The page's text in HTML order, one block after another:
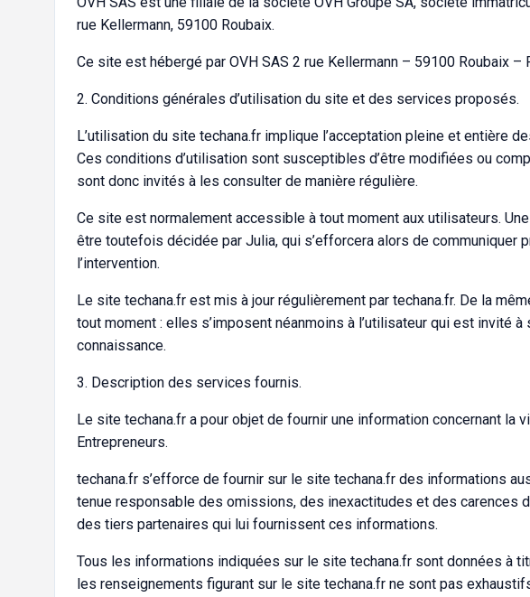
rue Kellermann, 59100 Roubaix.
Ce site est hébergé par OVH SAS 2 rue Kellermann – 59100 Roubaix –
2. Conditions générales d’utilisation du site et des services proposés.
L’utilisation du site techana.fr implique l’acceptation pleine et entière
Ces conditions d’utilisation sont susceptibles d’être modifiées ou
sont donc invités à les consulter de manière régulière.
Ce site est normalement accessible à tout moment aux utilisateurs.
être toutefois décidée par Julia, qui s’efforcera alors de communiquer
l’intervention.
Le site techana.fr est mis à jour régulièrement par techana.fr. De la
tout moment : elles s’imposent néanmoins à l’utilisateur qui est invité
connaissance.
3. Description des services fournis.
Le site techana.fr a pour objet de fournir une information concernant
Entrepreneurs.
techana.fr s’efforce de fournir sur le site techana.fr des informations
tenue responsable des omissions, des inexactitudes et des carences
des tiers partenaires qui lui fournissent ces informations.
Tous les informations indiquées sur le site techana.fr sont données à
les renseignements figurant sur le site techana.fr ne sont pas